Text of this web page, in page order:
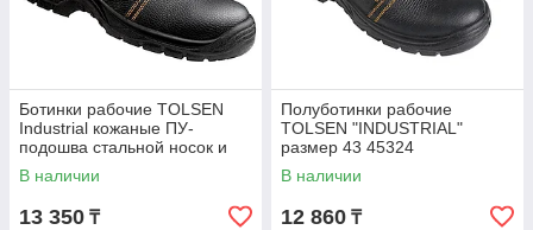
Ботинки рабочие TOLSEN
Industrial кожаные ПУ-
подошва стальной носок и
стелька р.40 45352
В наличии
13 350 ₸
Полуботинки рабочие
TOLSEN "INDUSTRIAL"
размер 43 45324
В наличии
12 860 ₸